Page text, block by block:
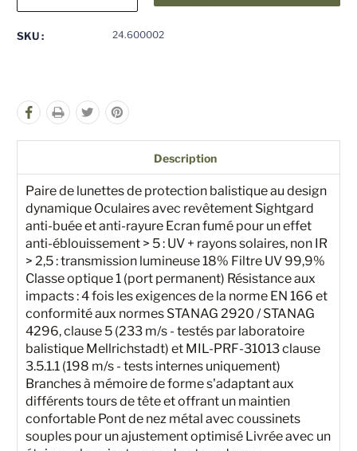
SKU : 24.600002
Description
Paire de lunettes de protection balistique au design
dynamique Oculaires avec revêtement Sightgard
anti-buée et anti-rayure Ecran fumé pour un effet
anti-éblouissement > 5 : UV + rayons solaires, non IR
> 2,5 : transmission lumineuse 18% Filtre UV 99,9%
Classe optique 1 (port permanent) Résistance aux
impacts : 4 fois les exigences de la norme EN 166 et
conformité aux normes STANAG 2920 / STANAG
4296, clause 5 (233 m/s - testés par laboratoire
balistique Mellrichstadt) et MIL-PRF-31013 clause
3.5.1.1 (198 m/s - tests internes uniquement)
Branches à mémoire de forme s'adaptant aux
différents tours de tête et offrant un maintien
confortable Pont de nez métal avec coussinets
souples pour un ajustement optimisé Livrée avec un